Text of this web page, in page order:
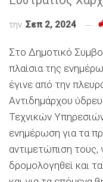
την Σεπ 2, 2024
Στο Δημοτικό
πλαίσια της
έγινε από την
Αντιδημάρχου
Τεχνικών
ενημέρωση για τα
αντιμετώπιση τους,
δρομολογηθεί και